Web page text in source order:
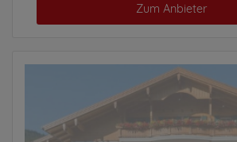
Zum Anbieter